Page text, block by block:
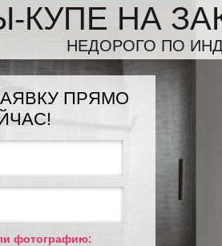
КУПЕ НА
НЕДОРОГО ПО
ПРЯМО
фотографию: